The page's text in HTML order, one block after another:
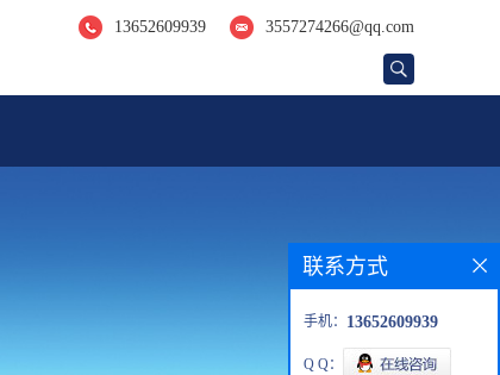
13652609939 3557274266@qq.com
联系方式
手机： 13652609939
Q Q：